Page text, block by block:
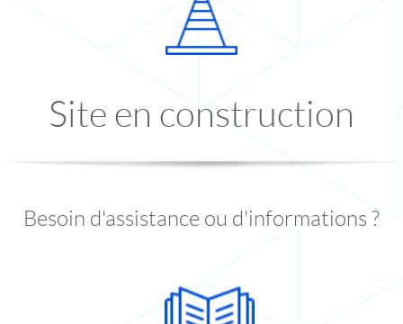
Site en construction
Besoin d'assistance ou d'informations ?